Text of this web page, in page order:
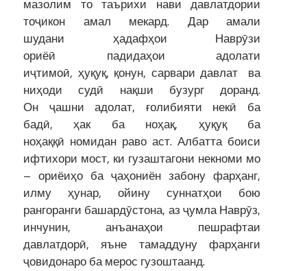
мазолим то таърихи нави давлатдории
тоҷикон амал мекард. Дар амали
шудани ҳадафҳои Наврӯзи
ориёӣ падидаҳои адолати
иҷтимоӣ, ҳуқуқ, қонун, сарвари давлат ва
ниҳоди судӣ нақши бузург доранд.
Он ҷашни адолат, ғолибияти некӣ ба
бадӣ, ҳак ба ноҳақ, ҳуқуқ ба
ноҳаққӣ номидан раво аст. Албатта боиси
ифтихори мост, ки гузаштагони некноми мо
– ориёиҳо ба ҷаҳониён забону фарҳанг,
илму ҳунар, ойину суннатҳои бою
рангоранги башардӯстона, аз ҷумла Наврӯз,
инчунин, анъанаҳои пешрафтаи
давлатдорӣ, яъне тамаддуну фарҳанги
ҷовидонаро ба мерос гузоштаанд.